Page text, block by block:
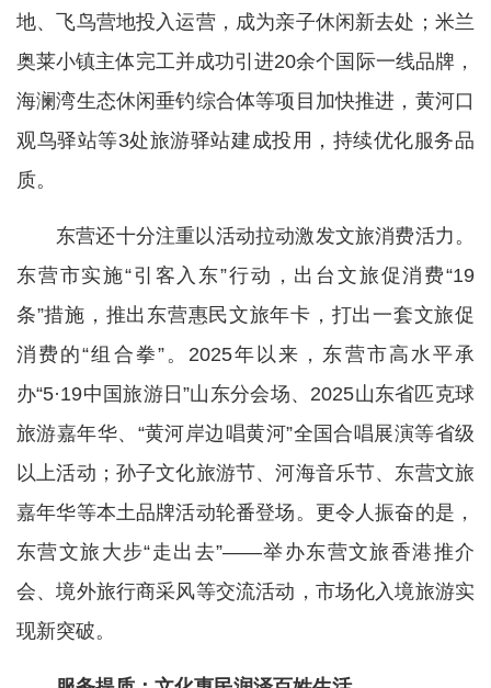
地、飞鸟营地投入运营，成为亲子休闲新去处；米兰
奥莱小镇主体完工并成功引进20余个国际一线品牌，
海澜湾生态休闲垂钓综合体等项目加快推进，黄河口
观鸟驿站等3处旅游驿站建成投用，持续优化服务品
质。
东营还十分注重以活动拉动激发文旅消费活力。
东营市实施“引客入东”行动，出台文旅促消费“19
条”措施，推出东营惠民文旅年卡，打出一套文旅促
消费的“组合拳”。2025年以来，东营市高水平承
办“5·19中国旅游日”山东分会场、2025山东省匹克球
旅游嘉年华、“黄河岸边唱黄河”全国合唱展演等省级
以上活动；孙子文化旅游节、河海音乐节、东营文旅
嘉年华等本土品牌活动轮番登场。更令人振奋的是，
东营文旅大步“走出去”——举办东营文旅香港推介
会、境外旅行商采风等交流活动，市场化入境旅游实
现新突破。